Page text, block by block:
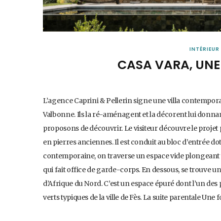
INTÉRIEUR
CASA VARA,
L’agence Caprini & Pellerin signe une villa
Valbonne. Ils la ré-aménagent et la décorent lui
proposons de découvrir. Le visiteur découvre le
en pierres anciennes. Il est conduit au bloc d’entrée
contemporaine, on traverse un espace vide
qui fait office de garde-corps. En dessous, se trouve
d’Afrique du Nord. C’est un espace épuré dont l’un
verts typiques de la ville de Fès. La suite parentale Une